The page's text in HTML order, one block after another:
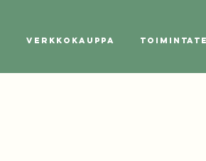
Verkkokauppa